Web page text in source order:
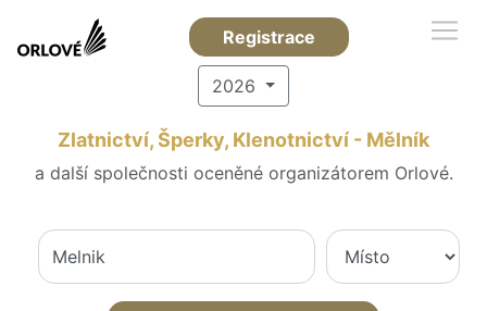
Registrace
2026
Zlatnictví, Šperky, Klenotnictví - Mělník
a další společnosti oceněné organizátorem Orlové.